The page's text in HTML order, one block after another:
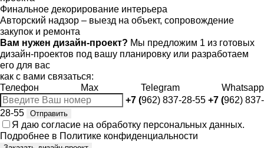
Финальное декорирование интерьера
Авторский надзор – выезд на объект, сопровождение
закупок и ремонта
Вам нужен дизайн-проект? Мы предложим 1 из готовых
дизайн-проектов под вашу планировку или разработаем
его для вас
как с вами связаться:
Телефон
Max Telegram
Whatsapp
+7 (962) 837-28-55 +7 (962) 837-
28-55
Отправить
Я даю согласие на обработку персональных данных.
Подробнее в Политике конфиденциальности